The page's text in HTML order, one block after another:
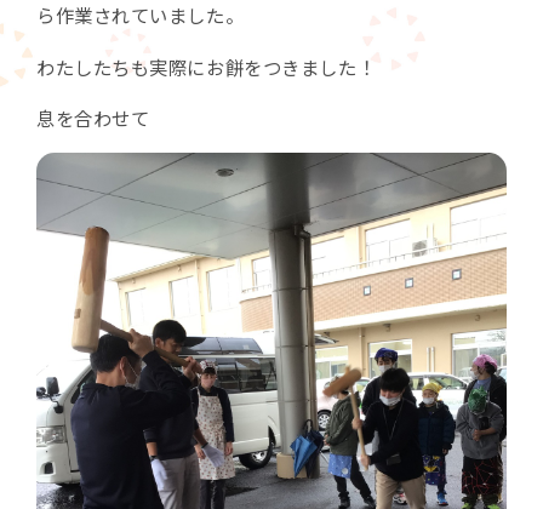
ら作業されていました。
わたしたちも実際にお餅をつきました！
息を合わせて